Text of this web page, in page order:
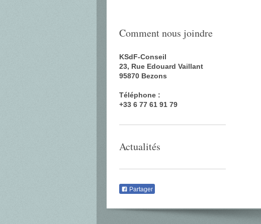
Comment nous joindre
KSdF-Conseil
23, Rue Edouard Vaillant
95870 Bezons
Téléphone :
+33 6 77 61 91 79
Actualités
Partager